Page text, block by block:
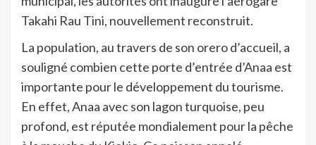
Takahi Rau Tini, nouvellement reconstruit.
La population, au travers de son orero d’accueil, a
souligné combien cette porte d’entrée d’Anaa est
importante pour le développement du tourisme.
En effet, Anaa avec son lagon turquoise, peu
profond, est réputée mondialement pour la pêche